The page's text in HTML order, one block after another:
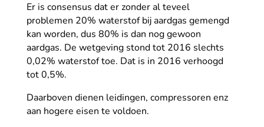
Er is consensus dat er zonder al teveel
problemen 20% waterstof bij aardgas gemengd
kan worden, dus 80% is dan nog gewoon
aardgas. De wetgeving stond tot 2016 slechts
0,02% waterstof toe. Dat is in 2016 verhoogd
tot 0,5%.
Daarboven dienen leidingen, compressoren enz
aan hogere eisen te voldoen.